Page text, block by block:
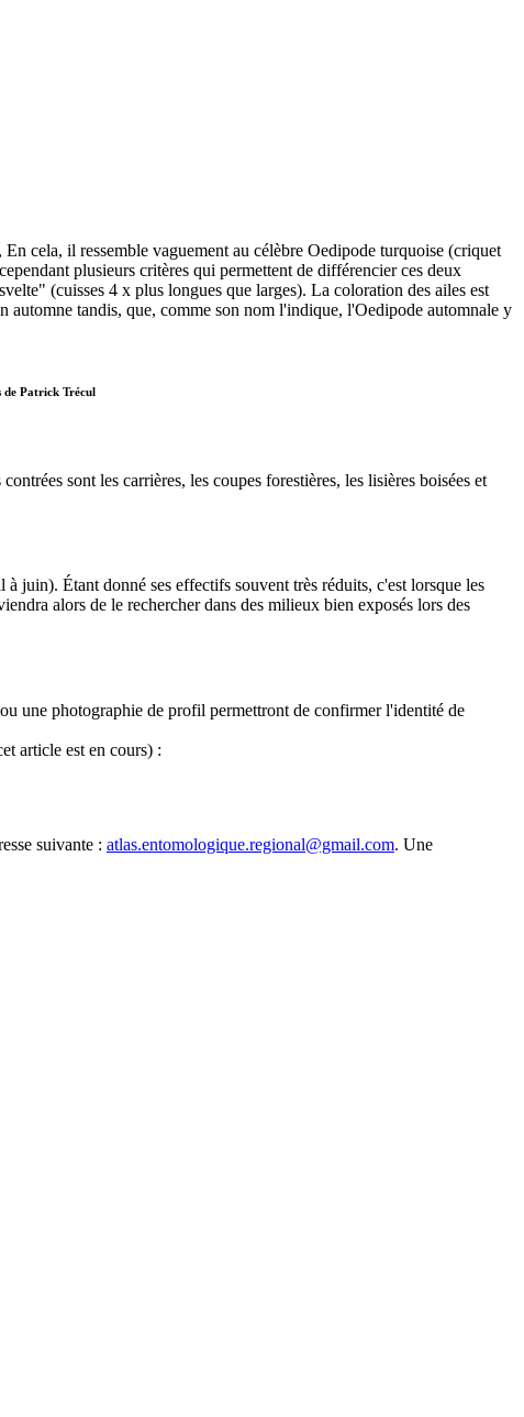
cela, il ressemble vaguement au célèbre Oedipode turquoise (criquet
plusieurs critères qui permettent de différencier ces deux
(cuisses 4 x plus longues que larges). La coloration des ailes est
automne tandis, que, comme son nom l'indique, l'Oedipode automnale y
de Patrick Trécul
sont les carrières, les coupes forestières, les lisières boisées et
juin). Étant donné ses effectifs souvent très réduits, c'est lorsque les
alors de le rechercher dans des milieux bien exposés lors des
une photographie de profil permettront de confirmer l'identité de
article est en cours) :
suivante : atlas.entomologique.regional@gmail.com. Une